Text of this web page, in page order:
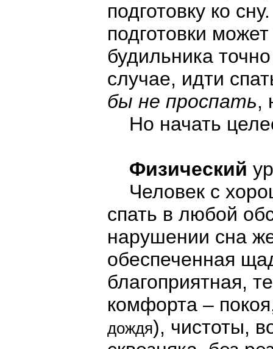
подготовку ко
подготовки
будильника
случае, идти
бы не проспать,
Но начать
Физический
Человек с
спать в любой
нарушении сна
обеспеченная
благоприятная,
комфорта –
дождя), чистоты,